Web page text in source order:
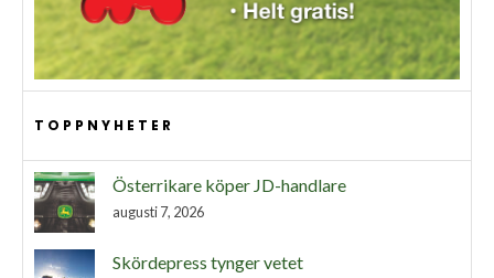
TOPPNYHETER
Österrikare köper JD-handlare
augusti 7, 2026
Skördepress tynger vetet